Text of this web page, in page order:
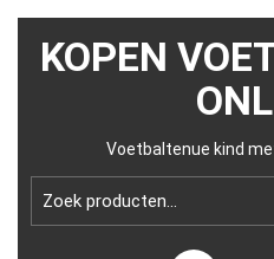
KOPEN
Voetbaltenue kind